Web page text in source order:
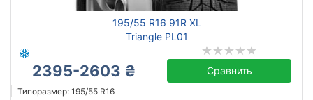
195/55 R16 91R XL
Triangle PL01
2395-2603 ₴ Сравнить
Типоразмер: 195/55 R16